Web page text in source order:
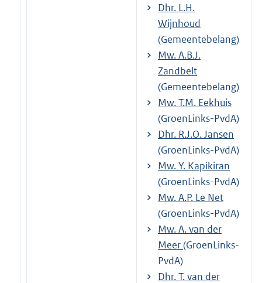
Dhr. L.H.
Wijnhoud
(Gemeentebelang)
Mw. A.B.J.
Zandbelt
(Gemeentebelang)
Mw. T.M. Eekhuis
(GroenLinks-PvdA)
Dhr. R.J.O. Jansen
(GroenLinks-PvdA)
Mw. Y. Kapikiran
(GroenLinks-PvdA)
Mw. A.P. Le Net
(GroenLinks-PvdA)
Mw. A. van der
Meer(GroenLinks-
PvdA)
Dhr. T. van der